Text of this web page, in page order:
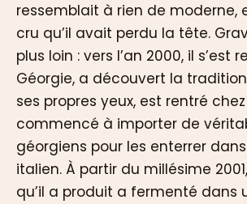
ressemblait à rien de moderne,
cru qu’il avait perdu la tête.
plus loin : vers l’an 2000, il s’est
Géorgie, a découvert la
ses propres yeux, est rentré
commencé à importer de
géorgiens pour les enterrer
italien. À partir du millésime
qu’il a produit a fermenté dans